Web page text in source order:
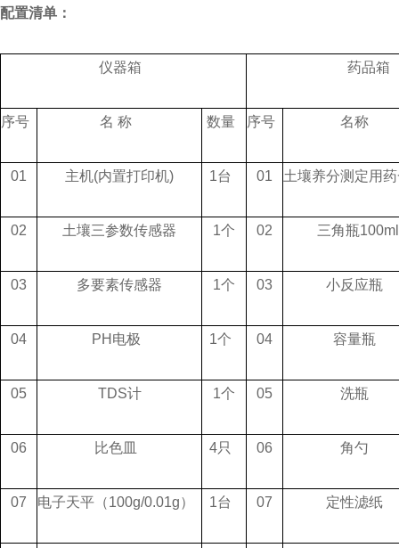
配置清单：
仪器箱 药品箱
序号 名 称 数量 序号 名称
01 主机(内置打印机) 1台 01 土壤养分测定用
02 土壤三参数传感器 1个 02 三角瓶100ml
03 多要素传感器 1个 03 小反应瓶
04 PH电极 1个 04 容量瓶
05 TDS计 1个 05 洗瓶
06 比色皿 4只 06 角勺
07 电子天平（100g/0.01g） 1台 07 定性滤纸